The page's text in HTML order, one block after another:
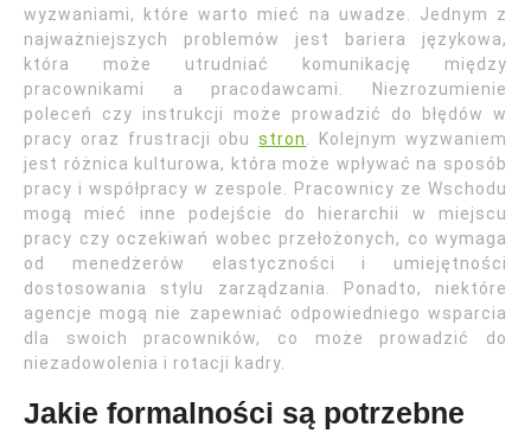
wyzwaniami, które warto mieć na uwadze. Jednym z
najważniejszych problemów jest bariera językowa,
która może utrudniać komunikację między
pracownikami a pracodawcami. Niezrozumienie
poleceń czy instrukcji może prowadzić do błędów w
pracy oraz frustracji obustron
. Kolejnym wyzwaniem
jest różnica kulturowa, która może wpływać na sposób
pracy i współpracy w zespole. Pracownicy ze Wschodu
mogą mieć inne podejście do hierarchii w miejscu
pracy czy oczekiwań wobec przełożonych, co wymaga
od menedżerów elastyczności i umiejętności
dostosowania stylu zarządzania. Ponadto, niektóre
agencje mogą nie zapewniać odpowiedniego wsparcia
dla swoich pracowników, co może prowadzić do
niezadowolenia i rotacji kadry.
Jakie formalności są potrzebne